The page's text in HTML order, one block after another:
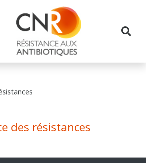
des résistances